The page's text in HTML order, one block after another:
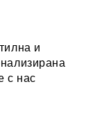
и
с нас